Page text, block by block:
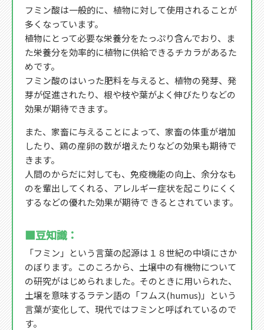
フミン酸は一般的に、植物に対して使用されることが
多くなっています。
植物にとって必要な栄養分をたっぷり含んでおり、ま
た栄養分を効率的に植物に供給できるチカラがあるた
めです。
フミン酸のはいった肥料を与えると、植物の発芽、発
芽が促進されたり、根や枝や葉がよく伸びたりなどの
効果が期待できます。
また、家畜に与えることによって、家畜の体重が増加
したり、鶏の産卵の数が増えたりなどの効果も期待で
きます。
人間のからだに対しても、免疫機能の向上、余分なも
のを輩出してくれる、アレルギー症状を起こりにくく
するなどの優れた効果が期待で きるとされています。
■豆知識：
「フミン」という言葉の起源は１８世紀の中頃にさか
のぼります。このころから、土壌中の有機物について
の研究がはじめられました。そのときに用いられた、
土壌を意味するラテン語の「フムス(humus)」という
言葉が変化して、現代ではフミンと呼ばれているので
す。